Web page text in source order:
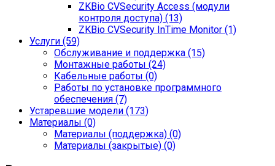
ZKBio CVSecurity Access (модули
контроля доступа) (13)
ZKBio CVSecurity InTime Monitor (1)
Услуги (59)
Обслуживание и поддержка (15)
Монтажные работы (24)
Кабельные работы (0)
Работы по установке программного
обеспечения (7)
Устаревшие модели (173)
Материалы (0)
Материалы (поддержка) (0)
Материалы (закрытые) (0)